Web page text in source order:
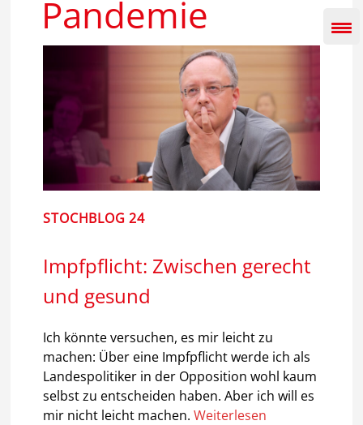
springenPandemie
STOCHBLOG 24
Impfpflicht: Zwischen gerecht
und gesund
Ich könnte versuchen, es mir leicht zu
machen: Über eine Impfpflicht werde ich als
Landespolitiker in der Opposition wohl kaum
selbst zu entscheiden haben. Aber ich will es
mir nicht leicht machen.Weiterlesen